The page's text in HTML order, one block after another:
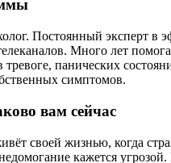
Постоянный эксперт в
Много лет
тревоге, панических
симптомов.
вам сейчас
своей жизнью, когда
кажется угрозой.